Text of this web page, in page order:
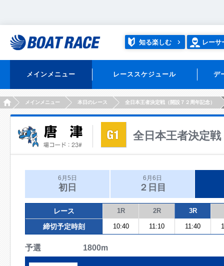
知る楽しむ レーサ
メインメニュー レーススケジュール デ
HOMEメインメニュー 本日のレース 全日本王者決定戦（開設７２周年記念）
全日本王者決定
6月5日
初日
6月6日
２日目
レース 1R 2R 3R
締切予定時刻 10:40 11:10 11:40
予選 1800m